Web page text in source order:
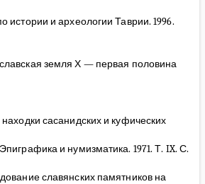
истории и археологии Таврии. 1996.
земля Х — первая половина
сасанидских и куфических
и нумизматика. 1971. Т. IX. С.
славянских памятников на